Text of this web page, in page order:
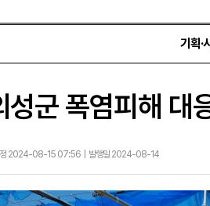
기획·
군 폭염피해 대
2024-08-15 07:56 | 발행일 2024-08-14